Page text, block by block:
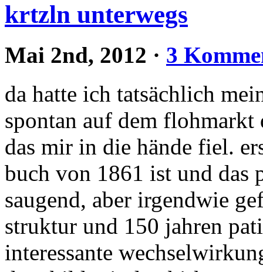
krtzln unterwegs
Mai 2nd, 2012 · 3
da hatte ich tatsächlich
spontan auf dem flohmarkt
das mir in die hände fiel.
buch von 1861 ist und das
saugend, aber irgendwie
struktur und 150 jahren
interessante